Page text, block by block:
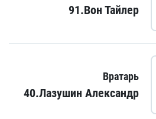
91.Вон Тайлер
Вратарь
40.Лазушин Александр